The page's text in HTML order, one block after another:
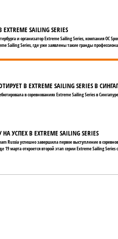
SAILING SERIES
и организатор Extreme Sailing Series, компания OC
Sailing Series, где уже заявлены такие гранды
В EXTREME SAILING SERIES В
в соревнованиях Extreme Sailing Series в
УСПЕХ В EXTREME SAILING SERIES
Russia успешно завершила первое выступление в
19 марта откроется второй этап серии Extreme Sailing Series